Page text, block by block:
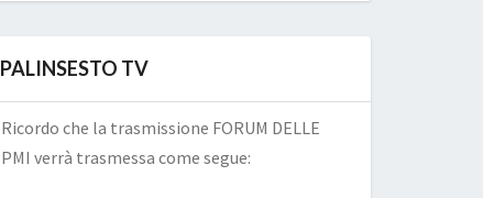
PALINSESTO TV
Ricordo che la trasmissione FORUM DELLE
PMI verrà trasmessa come segue: